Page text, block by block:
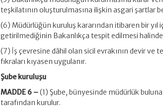
teşkilatının oluşturulmasına ilişkin asgari şartlar
(6) Müdürlüğün kuruluş kararından itibaren bir
getirilmediğinin Bakanlıkça tespit edilmesi halinde
(7) İş çevresine dâhil olan sicil evrakının devir ve
fıkraları kıyasen uygulanır.
Şube kuruluşu
MADDE 6 –(1) Şube, bünyesinde müdürlük
tarafından kurulur.